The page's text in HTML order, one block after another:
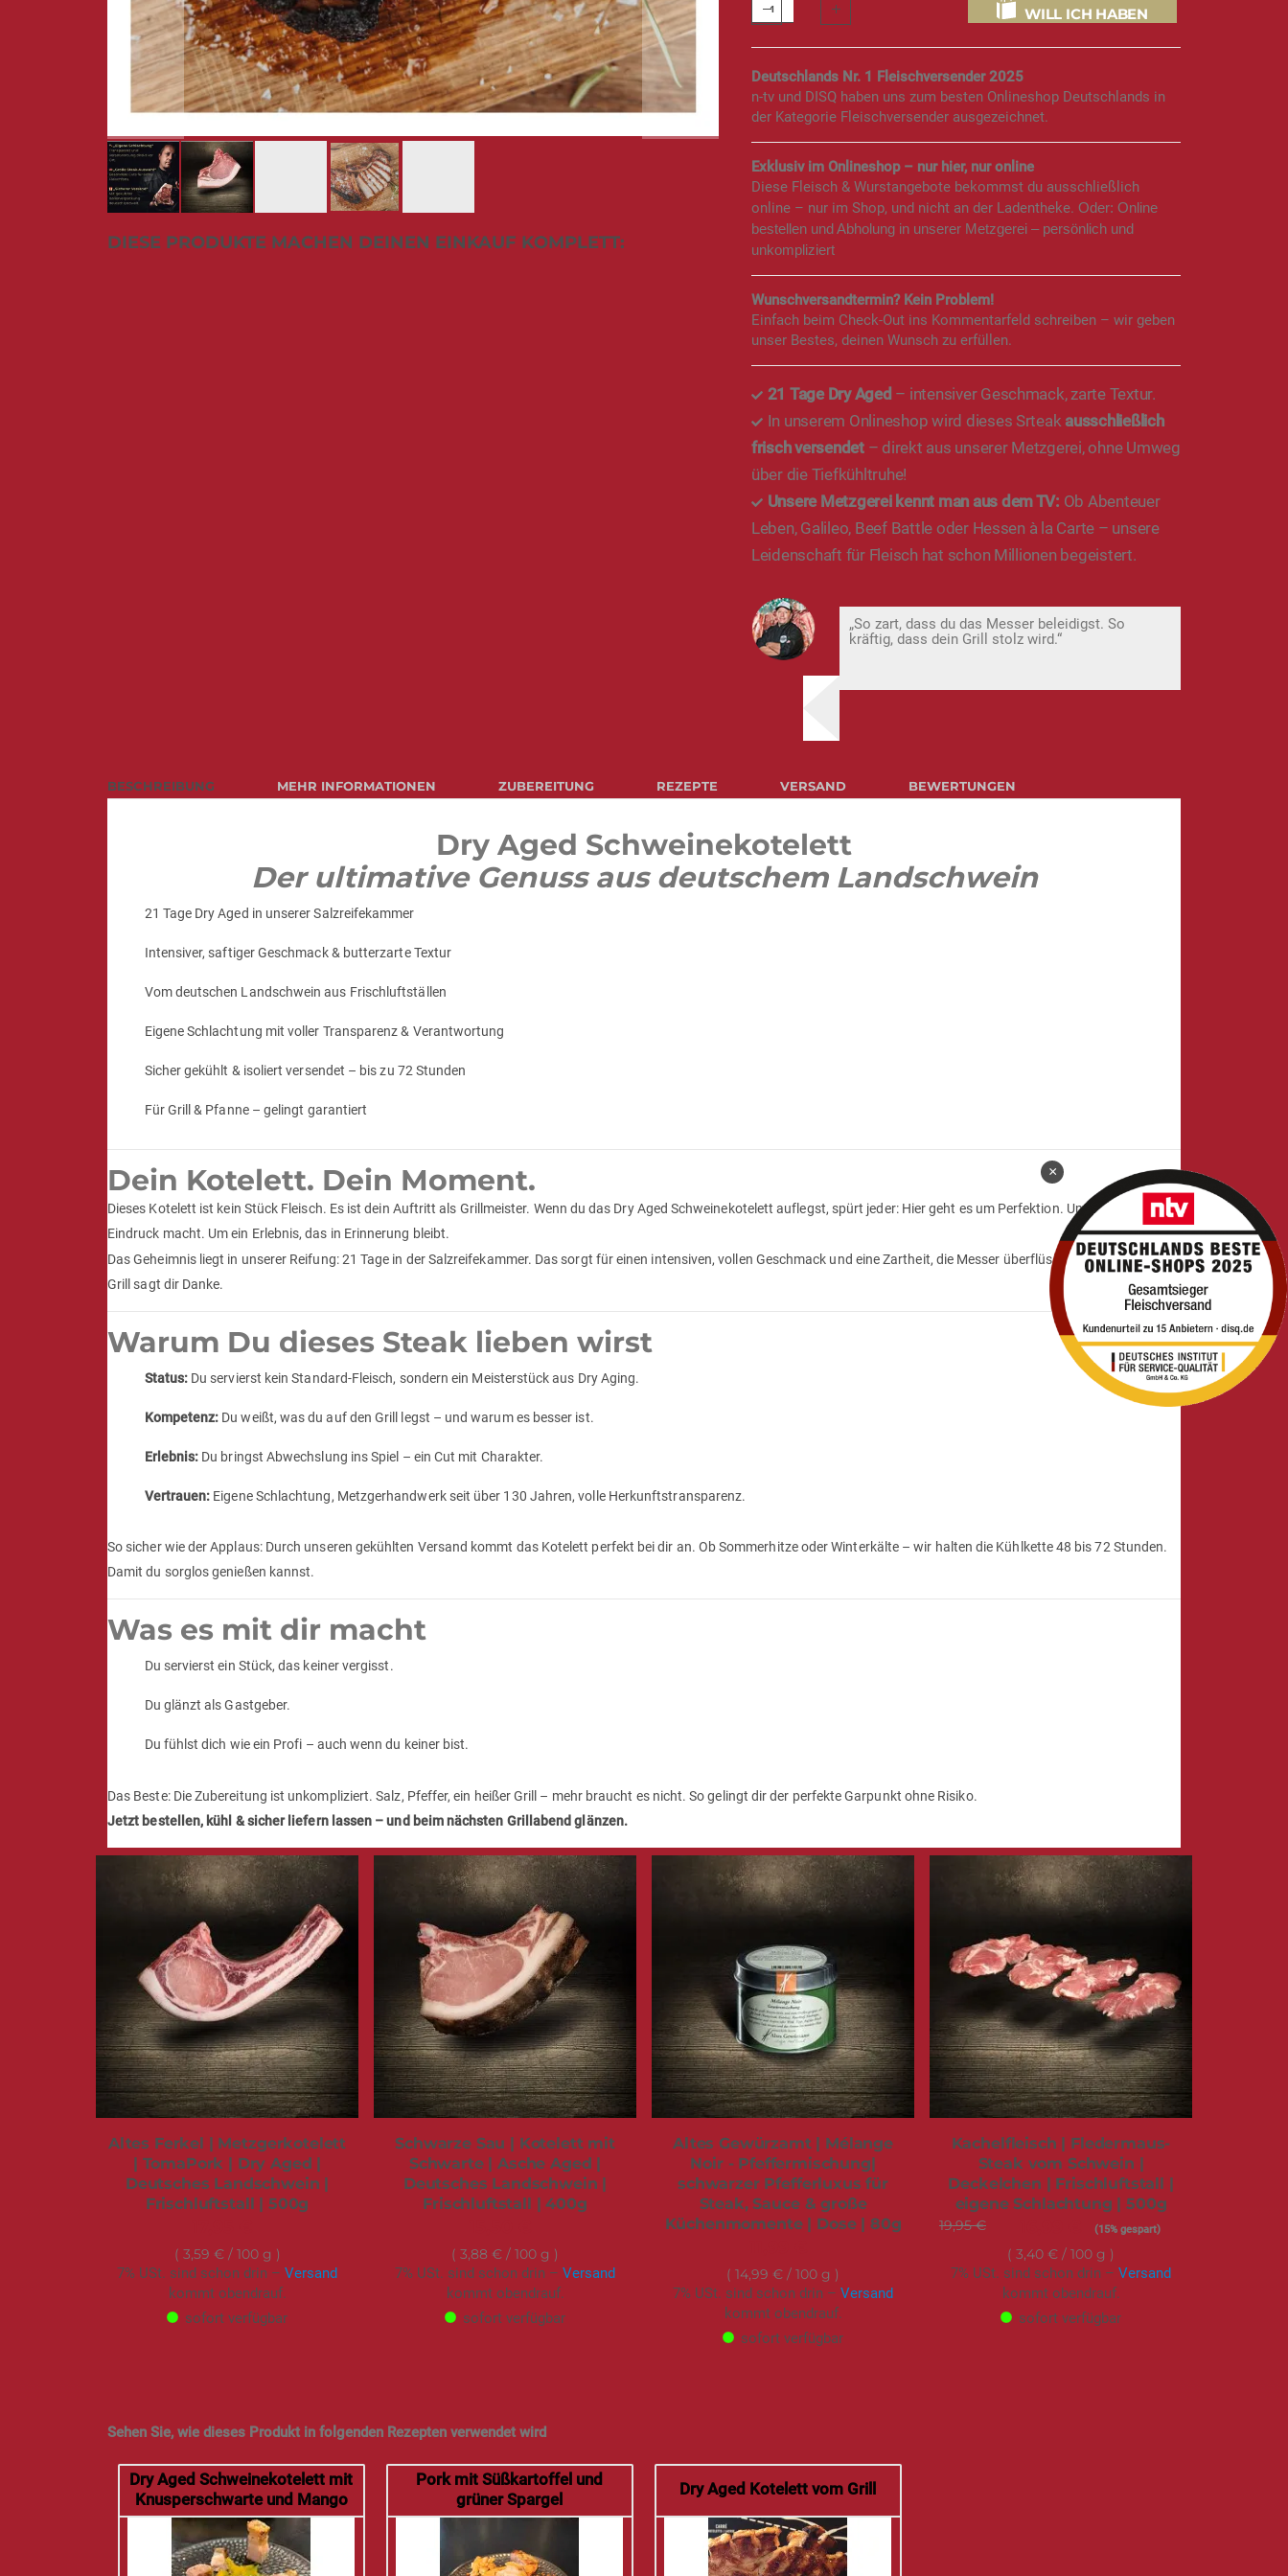
Anfang
WILL ICH HABEN
Deutschlands Nr. 1 Fleischversender 2025
n-tv und DISQ haben uns zum besten Onlineshop Deutschlands in
der Kategorie Fleischversender ausgezeichnet.
Exklusiv im Onlineshop – nur hier, nur online
Diese Fleisch & Wurstangebote bekommst du ausschließlich
online – nur im Shop, und nicht an der Ladentheke. Oder: Online
bestellen und Abholung in unserer Metzgerei – persönlich und
unkompliziert
Wunschversandtermin? Kein Problem!
Einfach beim Check-Out ins Kommentarfeld schreiben – wir geben
unser Bestes, deinen Wunsch zu erfüllen.
21 Tage Dry Aged – intensiver Geschmack, zarte Textur.
In unserem Onlineshop wird dieses Srteak ausschließlich
frisch versendet– direkt aus unserer Metzgerei, ohne Umweg
über die Tiefkühltruhe!
Unsere Metzgerei kennt man aus dem TV: Ob Abenteuer
Leben, Galileo, Beef Battle oder Hessen à la Carte – unsere
Leidenschaft für Fleisch hat schon Millionen begeistert.
„So zart, dass du das Messer beleidigst. So
kräftig, dass dein Grill stolz wird.“
BESCHREIBUNG
Dry Aged Schweinekotelett
Der ultimative Genuss aus deutschem Landschwein
21 Tage Dry Aged in unserer Salzreifekammer
Intensiver, saftiger Geschmack & butterzarte Textur
Vom deutschen Landschwein aus Frischluftställen
Eigene Schlachtung mit voller Transparenz & Verantwortung
Sicher gekühlt & isoliert versendet – bis zu 72 Stunden
Für Grill & Pfanne – gelingt garantiert
Dein Kotelett. Dein Moment.
Dieses Kotelett ist kein Stück Fleisch. Es ist dein Auftritt als Grillmeister. Wenn du das Dry Aged Schweinekotelett auflegst, spürt jeder: Hier geht es um Perfektion. Um Genuss, der
Eindruck macht. Um ein Erlebnis, das in Erinnerung bleibt.
Das Geheimnis liegt in unserer Reifung: 21 Tage in der Salzreifekammer. Das sorgt für einen intensiven, vollen Geschmack und eine Zartheit, die Messer überflüssig wirken lässt. Dein
Grill sagt dir Danke.
Warum Du dieses Steak lieben wirst
Status: Du servierst kein Standard-Fleisch, sondern ein Meisterstück aus Dry Aging.
Kompetenz: Du weißt, was du auf den Grill legst – und warum es besser ist.
Erlebnis: Du bringst Abwechslung ins Spiel – ein Cut mit Charakter.
Vertrauen: Eigene Schlachtung, Metzgerhandwerk seit über 130 Jahren, volle Herkunftstransparenz.
So sicher wie der Applaus: Durch unseren gekühlten Versand kommt das Kotelett perfekt bei dir an. Ob Sommerhitze oder Winterkälte – wir halten die Kühlkette 48 bis 72 Stunden.
Damit du sorglos genießen kannst.
Was es mit dir macht
Du servierst ein Stück, das keiner vergisst.
Du glänzt als Gastgeber.
Du fühlst dich wie ein Profi – auch wenn du keiner bist.
Das Beste: Die Zubereitung ist unkompliziert. Salz, Pfeffer, ein heißer Grill – mehr braucht es nicht. So gelingt dir der perfekte Garpunkt ohne Risiko.
Jetzt bestellen, kühl & sicher liefern lassen – und beim nächsten Grillabend glänzen.
MEHR INFORMATIONEN ZUBEREITUNG REZEPTE VERSAND BEWERTUNGEN
DIESE PRODUKTE MACHEN DEINEN EINKAUF KOMPLETT:
Altes Ferkel | Metzgerkotelett
| TomaPork | Dry Aged |
Deutsches Landschwein |
Frischluftstall | 500g
3,59 €/ 100 g
7% USt. sind schon drin – Versand
kommt obendrauf.
sofort verfügbar
Schwarze Sau | Kotelett mit
Schwarte | Asche Aged |
Deutsches Landschwein |
Frischluftstall | 400g
3,88 € / 100 g
7% USt. sind schon drin – Versand
kommt obendrauf.
sofort verfügbar
Altes Gewürzamt | Mélange
Noir - Pfeffermischung|
schwarzer Pfefferluxus für
Steak, Sauce & große
Küchenmomente | Dose | 80g
14,99 € / 100 g
7% USt. sind schon drin – Versand
kommt obendrauf.
sofort verfügbar
Kachelfleisch | Fledermaus-
Steak vom Schwein |
Deckelchen | Frischluftstall |
eigene Schlachtung | 500g
19,95 € Sonderangebot(15% gespart)
3,40 € / 100 g
7% USt. sind schon drin – Versand
kommt obendrauf.
sofort verfügbar
Sehen Sie, wie dieses Produkt in folgenden Rezepten verwendet wird
Dry Aged Schweinekotelett mit
Knusperschwarte und Mango
Pork mit Süßkartoffel und
grüner Spargel
Dry Aged Kotelett vom Grill
×